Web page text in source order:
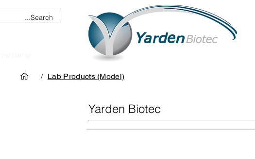
/ Lab Products (Model)
Yarden Biotec